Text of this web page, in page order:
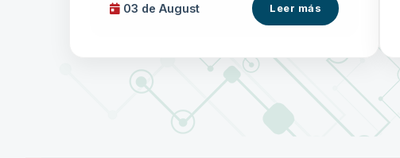
03 deAugust Leer más